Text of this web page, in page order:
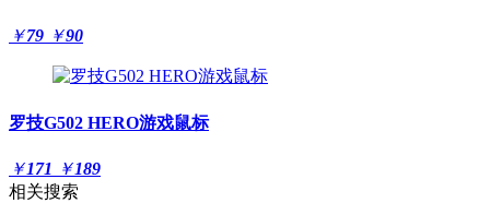
￥79 ￥90
罗技G502 HERO游戏鼠标
￥171 ￥189
相关搜索